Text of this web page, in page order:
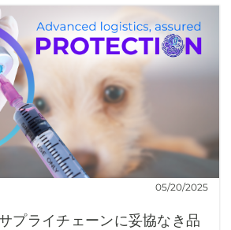
05/20/2025
プライチェーンに妥協なき品